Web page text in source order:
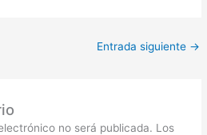
Entrada siguiente →
no será publicada. Los